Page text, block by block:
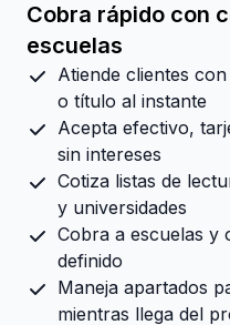
Cobra rápido con
escuelas
Atiende clientes
o título al instante
Acepta efectivo,
sin intereses
Cotiza listas de
y universidades
Cobra a escuelas y
definido
Maneja apartados
mientras llega del